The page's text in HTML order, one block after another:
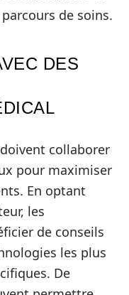
de soins.
DES
collaborer
pour maximiser
En optant
les
de conseils
les plus
De